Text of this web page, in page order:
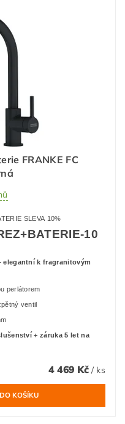
FRANKE FC
SLEVA 10%
10
elegantní k fragranitovým
perlátorem
ventil
+ záruka 5 let na
4 469 Kč / ks